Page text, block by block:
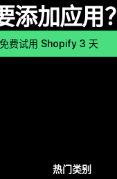
添加应用？
免费试用 Shopify 3 天
热门类别